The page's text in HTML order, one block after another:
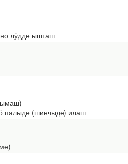
лӱдде ышташ
палыде (шинчыде) илаш